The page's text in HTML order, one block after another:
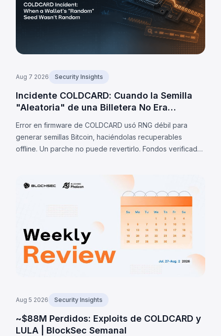
Aug 7 2026 Security Insights
Incidente COLDCARD: Cuando la Semilla
"Aleatoria" de una Billetera No Era
Error en firmware de COLDCARD usó RNG débil para
generar semillas Bitcoin, haciéndolas recuperables
offline. Un parche no puede revertirlo. Fondos verificados
Aug 5 2026 Security Insights
~$88M Perdidos: Exploits de COLDCARD y
LULA | BlockSec Semanal